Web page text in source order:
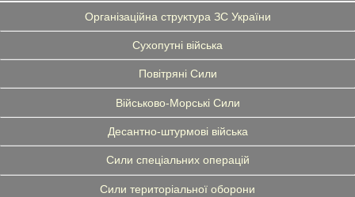
Організаційна структура ЗС України
Сухопутні війська
Повітряні Сили
Військово-Морські Сили
Десантно-штурмові війська
Сили спеціальних операцій
Сили територіальної оборони